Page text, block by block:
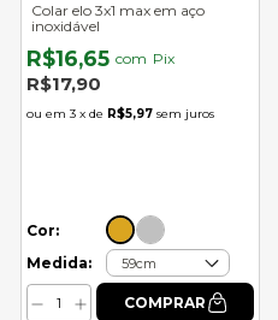
Colar elo 3x1 max em aço
inoxidável
R$16,65 com Pix
R$17,90
3 x de R$5,97 sem juros
Cor:
Medida: